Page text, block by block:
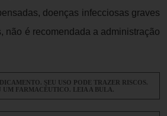
doenças infecciosas graves
não é recomendada a administração
SEU USO PODE TRAZER RISCOS.
UM FARMACÊUTICO. LEIA A BULA.